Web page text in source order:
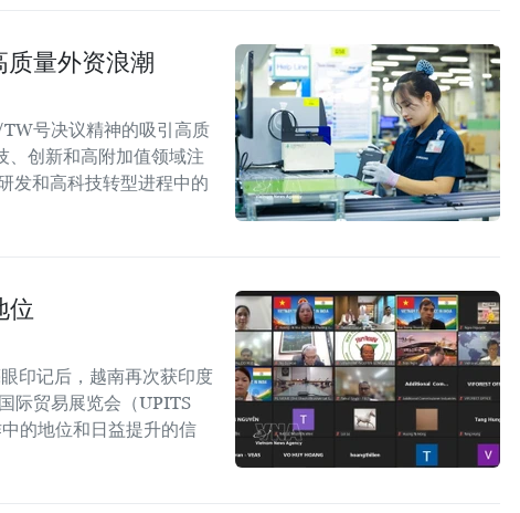
量外资浪潮
号决议精神的吸引高质
、创新和高附加值领域注
发和高科技转型进程中的
位
印记后，越南再次获印度
际贸易展览会（UPITS
的地位和日益提升的信